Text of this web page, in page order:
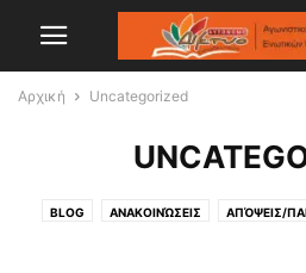
Αρχική Uncategorized
BLOG ΑΝΑΚΟΙΝΏΣΕΙΣ ΑΠΌΨΕΙΣ/